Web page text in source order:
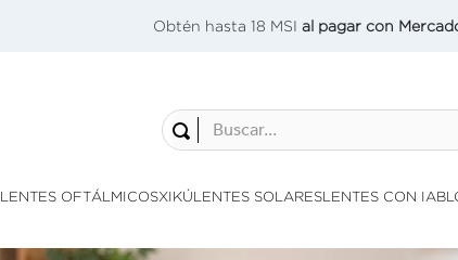
Obtén hasta 18 MSI al pagar con
Buscar...
LENTES OFTÁLMICOSXIKÚLENTES SOLARESLENTES CON IA